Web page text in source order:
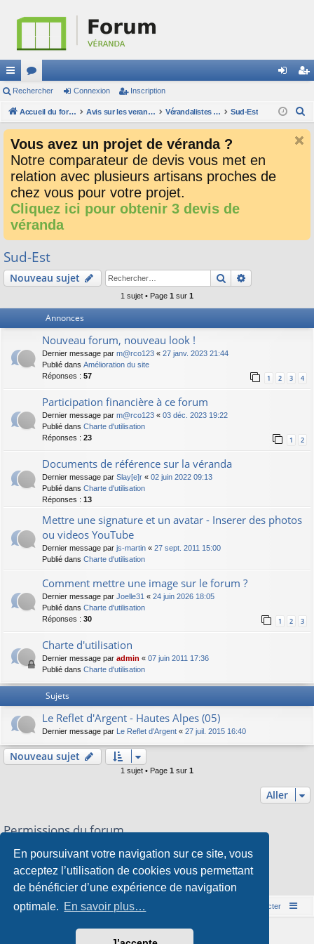
En poursuivant votre navigation sur ce site, vous
acceptez l’utilisation de cookies vous permettant
de bénéficier d’une expérience de navigation
optimale. En savoir plus…
ac
co
ci
or
u
s
ne cri
Rechercher Connexion Inscription
Accueil du forum Avis sur les verandalistes et les devis Vérandalistes par secteur Sud-Est
Vous avez un projet de véranda ?
Notre comparateur de devis vous met en
relation avec plusieurs artisans proches de
chez vous pour votre projet.
Cliquez ici pour obtenir 3 devis de
véranda
Sud-Est
Nouveau sujet Rechercher
1 sujet • Page 1 sur 1
Annonces
Nouveau forum, nouveau look !
Dernier message par m@rco123 « 27 janv. 2023 21:44
Publié dans Amélioration du site
Réponses : 57 1 2 3 4
Participation financière à ce forum
Dernier message par m@rco123 « 03 déc. 2023 19:22
Publié dans Charte d'utilisation
Réponses : 23 1 2
Documents de référence sur la véranda
Dernier message par Slay[e]r « 02 juin 2022 09:13
Publié dans Charte d'utilisation
Réponses : 13
Mettre une signature et un avatar - Inserer des photos
ou videos YouTube
Dernier message par js-martin « 27 sept. 2011 15:00
Publié dans Charte d'utilisation
Comment mettre une image sur le forum ?
Dernier message par Joelle31 « 24 juin 2026 18:05
Publié dans Charte d'utilisation
Réponses : 30 1 2 3
Charte d'utilisation
Dernier message par admin « 07 juin 2011 17:36
Publié dans Charte d'utilisation
Sujets
Le Reflet d'Argent - Hautes Alpes (05)
Dernier message par Le Reflet d'Argent « 27 juil. 2015 16:40
Nouveau sujet
1 sujet • Page 1 sur 1
Aller
Permissions du forum
Vousne pouvez pasrépondre aux sujets dans ce forum
Vousne pouvez pasmodifier vos messages dans ce forum
Vousne pouvez passupprimer vos messages dans ce forum
Vousne pouvez pastransférer de pièces jointes dans ce forum
Accueil du forum Nous contacter
Développé parphpBB® Forum Software © phpBB Limited
Style parArty